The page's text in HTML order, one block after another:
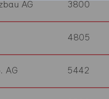
AG 3800
4805
AG 5442